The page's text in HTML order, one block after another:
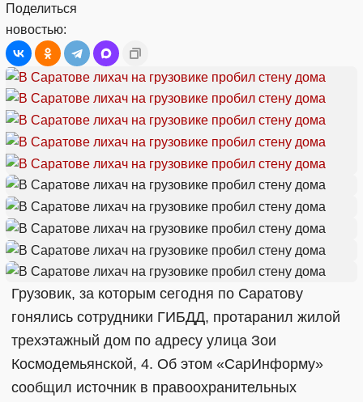
Поделиться
новостью:
Грузовик, за которым сегодня по Саратову
гонялись сотрудники ГИБДД, протаранил жилой
трехэтажный дом по адресу улица Зои
Космодемьянской, 4. Об этом «СарИнформу»
сообщил источник в правоохранительных